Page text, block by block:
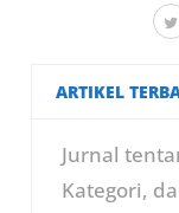
ARTIKEL
Jurnal
Kategori,